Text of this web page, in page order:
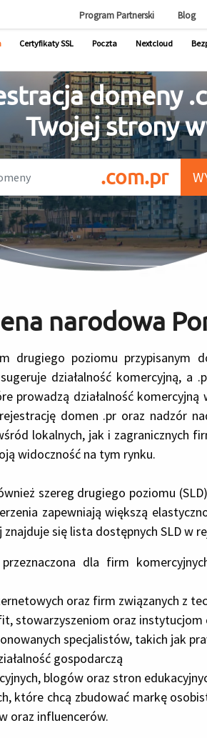
Program Partnerski Blog
Certyfikaty SSL Poczta Nextcloud
domeny
Twojej strony
.com.pr
narodowa
drugiego poziomu
działalność komercyjną, a
prowadzą działalność
domen .pr oraz nadzór
lokalnych, jak i zagranicznych
widoczność na tym rynku.
szereg drugiego poziomu
zapewniają większą
się lista dostępnych SLD w
dla firm
oraz firm związanych z
stowarzyszeniom oraz
specjalistów, takich jak
gospodarczą
blogów oraz stron
które chcą zbudować markę
oraz influencerów.